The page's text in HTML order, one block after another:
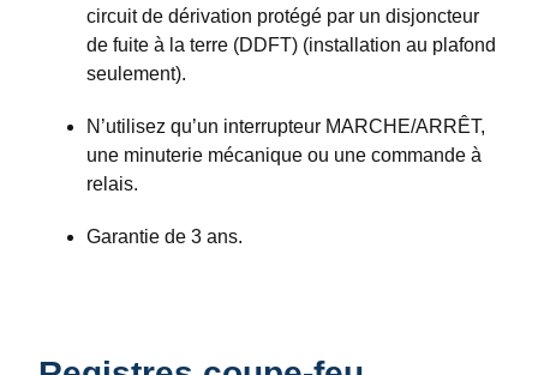
circuit de dérivation protégé par un disjoncteur
de fuite à la terre (DDFT) (installation au plafond
seulement).
N’utilisez qu’un interrupteur MARCHE/ARRÊT,
une minuterie mécanique ou une commande à
relais.
Garantie de 3 ans.